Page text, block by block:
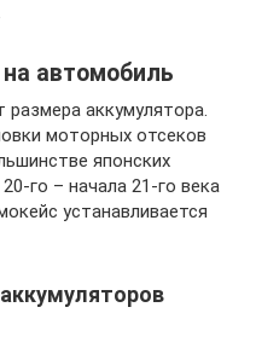
автомобиль
аккумулятора.
моторных отсеков
японских
го – начала 21-го века
устанавливается